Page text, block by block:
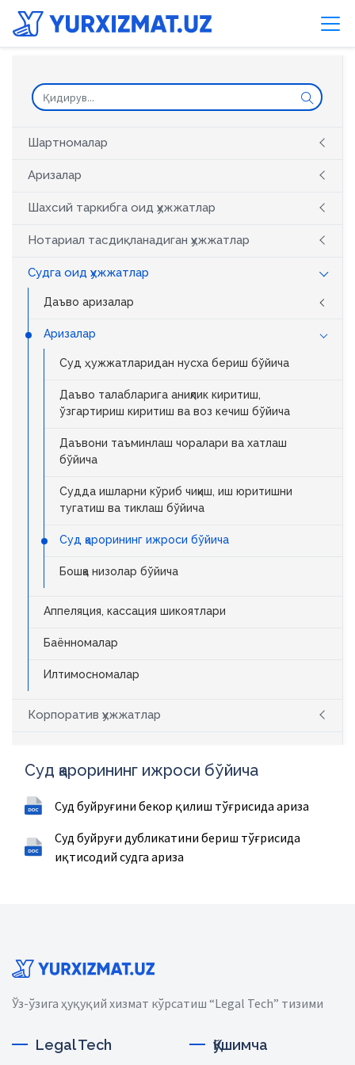
Шартномалар
Аризалар
Шахсий таркибга оид ҳужжатлар
Нотариал тасдиқланадиган ҳужжатлар
Судга оид ҳужжатлар
Даъво аризалар
Аризалар
Суд ҳужжатларидан нусха бериш бўйича
Даъво талабларига аниқлик киритиш,
ўзгартириш киритиш ва воз кечиш бўйича
Даъвони таъминлаш чоралари ва хатлаш
бўйича
Судда ишларни кўриб чиқиш, иш юритишни
тугатиш ва тиклаш бўйича
Суд қарорининг ижроси бўйича
Бошқа низолар бўйича
Аппеляция, кассация шикоятлари
Баённомалар
Илтимосномалар
Корпоратив ҳужжатлар
Суд қарорининг ижроси бўйича
Суд буйруғини бекор қилиш тўғрисида ариза
Суд буйруғи дубликатини бериш тўғрисида
иқтисодий судга ариза
Ўз-ўзига ҳуқуқий хизмат кўрсатиш “Legal Tech” тизими
Legal Tech Қўшимча